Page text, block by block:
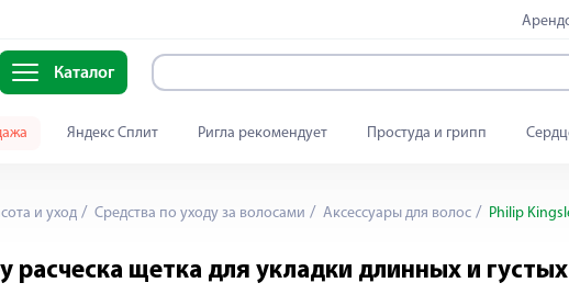
Каталог
Яндекс Сплит Ригла рекомендует Простуда и грипп
и уход Средства по уходу за волосами Аксессуары для волос Philip
расческа щетка для укладки длинных и